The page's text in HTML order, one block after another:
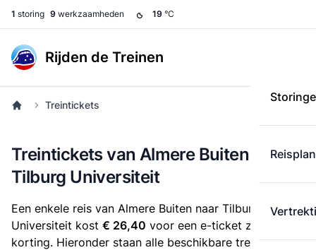
1 storing 9 werkzaamheden 19 °C
Rijden de Treinen
Treintickets
Treintickets van Almere Buiten naar
Tilburg Universiteit
Een enkele reis van Almere Buiten naar Tilburg
Universiteit kost € 26,40 voor een e-ticket zonder
korting. Hieronder staan alle beschikbare treintickets